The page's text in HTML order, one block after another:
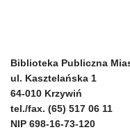
Biblioteka Publiczna
ul. Kasztelańska 1
64-010 Krzywiń
tel./fax. (65) 517 06 11
NIP 698-16-73-120